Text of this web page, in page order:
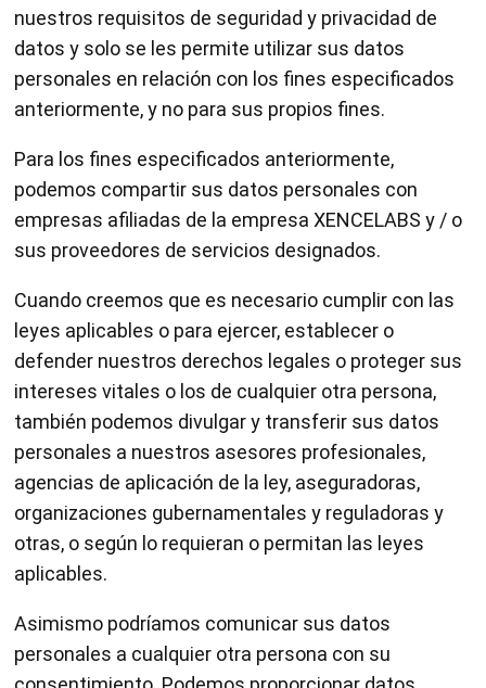
nuestros requisitos de seguridad y privacidad de
datos y solo se les permite utilizar sus datos
personales en relación con los fines especificados
anteriormente, y no para sus propios fines.
Para los fines especificados anteriormente,
podemos compartir sus datos personales con
empresas afiliadas de la empresa XENCELABS y / o
sus proveedores de servicios designados.
Cuando creemos que es necesario cumplir con las
leyes aplicables o para ejercer, establecer o
defender nuestros derechos legales o proteger sus
intereses vitales o los de cualquier otra persona,
también podemos divulgar y transferir sus datos
personales a nuestros asesores profesionales,
agencias de aplicación de la ley, aseguradoras,
organizaciones gubernamentales y reguladoras y
otras, o según lo requieran o permitan las leyes
aplicables.
Asimismo podríamos comunicar sus datos
personales a cualquier otra persona con su